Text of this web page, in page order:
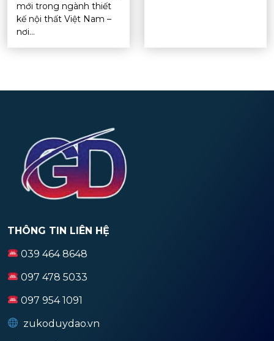
mới trong ngành thiết
kế nội thất Việt Nam –
nơi...
THÔNG TIN LIÊN HỆ
039 464 8648
097 478 5033
097 954 1091
zukoduydao.vn